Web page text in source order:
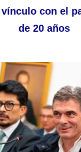
con el
de 20 años